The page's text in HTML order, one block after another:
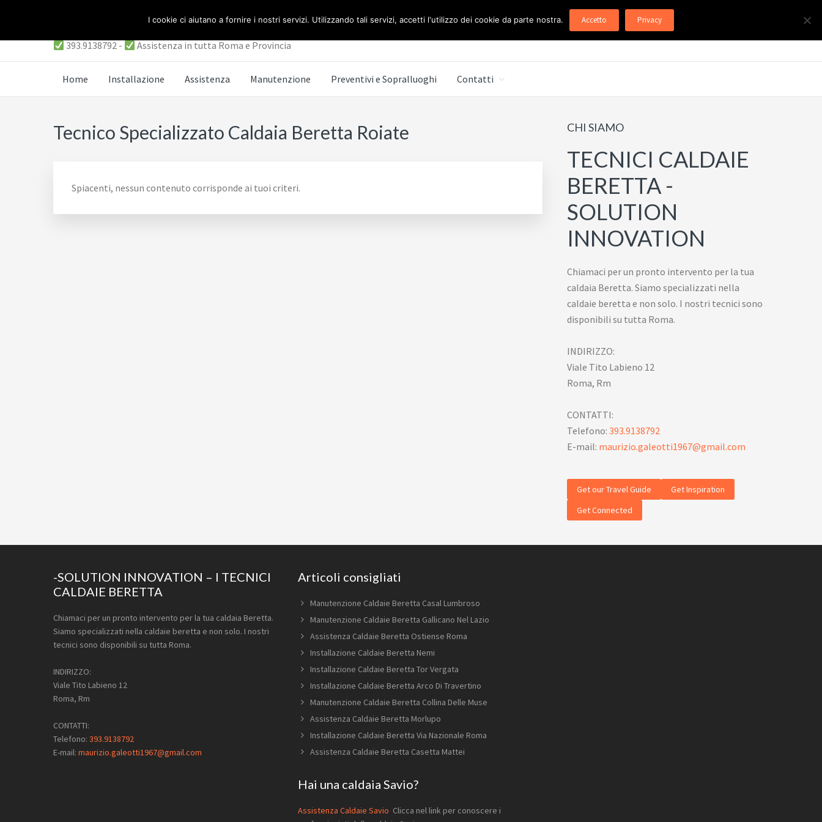
contenuto
barra
piè
ASSISTENZA CALDAIE BERETTA ROMA
393.9138792 - Assistenza in tutta Roma e Provincia
Home Installazione Assistenza Manutenzione Preventivi e Sopralluoghi Contatti
Tecnico Specializzato Caldaia Beretta Roiate
Spiacenti, nessun contenuto corrisponde ai tuoi criteri.
Barra
laterale
primaria
CHI SIAMO
TECNICI CALDAIE
BERETTA -
SOLUTION
INNOVATION
Chiamaci per un pronto intervento per la tua
caldaia Beretta. Siamo specializzati nella
caldaie beretta e non solo. I nostri tecnici sono
disponibili su tutta Roma.
INDIRIZZO:
Viale Tito Labieno 12
Roma, Rm
CONTATTI:
Telefono: 393.9138792
E-mail: maurizio.galeotti1967@gmail.com
Get our Travel Guide
Get Inspiration
Get Connected
Footer-SOLUTION INNOVATION – I TECNICI
CALDAIE BERETTA
Chiamaci per un pronto intervento per la tua caldaia Beretta.
Siamo specializzati nella caldaie beretta e non solo. I nostri
tecnici sono disponibili su tutta Roma.
INDIRIZZO:
Viale Tito Labieno 12
Roma, Rm
CONTATTI:
Telefono: 393.9138792
E-mail: maurizio.galeotti1967@gmail.com
Articoli consigliati
Manutenzione Caldaie Beretta Casal Lumbroso
Manutenzione Caldaie Beretta Gallicano Nel Lazio
Assistenza Caldaie Beretta Ostiense Roma
Installazione Caldaie Beretta Nemi
Installazione Caldaie Beretta Tor Vergata
Installazione Caldaie Beretta Arco Di Travertino
Manutenzione Caldaie Beretta Collina Delle Muse
Assistenza Caldaie Beretta Morlupo
Installazione Caldaie Beretta Via Nazionale Roma
Assistenza Caldaie Beretta Casetta Mattei
Hai una caldaia Savio?
Assistenza Caldaie Savio Clicca nel link per conoscere i
I cookie ci aiutano a fornire i nostri servizi. Utilizzando tali servizi, accetti l'utilizzo dei cookie da parte nostra. Accetto Privacy